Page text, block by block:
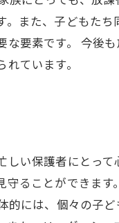
。また、子どもた
な要素です。 今後
ています。
しい保護者にとっ
守ることができま
的には、個々の子